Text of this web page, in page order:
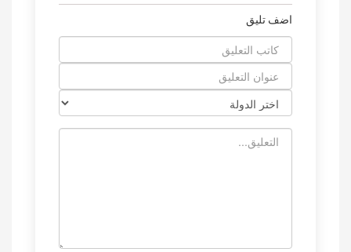
اضف تليق